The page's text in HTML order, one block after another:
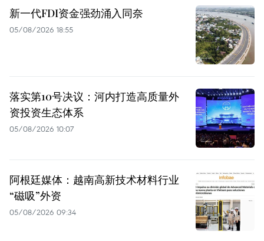
新一代FDI资金强劲涌入同奈
05/08/2026 18:55
落实第10号决议：河内打造高质量外
资投资生态体系
05/08/2026 10:07
阿根廷媒体：越南高新技术材料行业
“磁吸”外资
05/08/2026 09:34